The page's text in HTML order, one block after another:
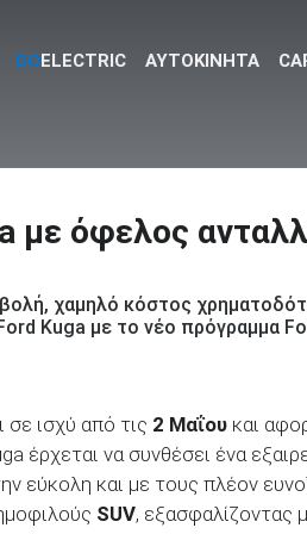
GOELECTRIC ΑΥΤΟΚΙΝΗΤΑ
Βρες τα πάντα για
με όφελος
χαμηλό κόστος
Kuga με το νέο πρόγραμμα
σε ισχύ από τις 2 Μαΐου και
έρχεται να συνθέσει ένα
εύκολη και με τους πλέον
SUV, εξασφαλίζοντας